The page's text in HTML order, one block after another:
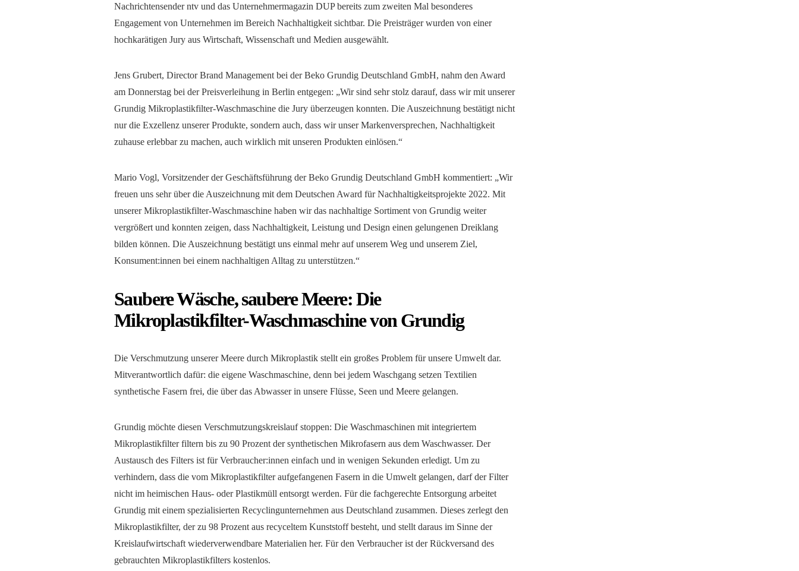
Nachrichtensender ntv und das Unternehmermagazin DUP bereits zum zweiten Mal besonderes
Engagement von Unternehmen im Bereich Nachhaltigkeit sichtbar. Die Preisträger wurden von einer
hochkarätigen Jury aus Wirtschaft, Wissenschaft und Medien ausgewählt.
Jens Grubert, Director Brand Management bei der Beko Grundig Deutschland GmbH, nahm den Award
am Donnerstag bei der Preisverleihung in Berlin entgegen: „Wir sind sehr stolz darauf, dass wir mit unserer
Grundig Mikroplastikfilter-Waschmaschine die Jury überzeugen konnten. Die Auszeichnung bestätigt nicht
nur die Exzellenz unserer Produkte, sondern auch, dass wir unser Markenversprechen, Nachhaltigkeit
zuhause erlebbar zu machen, auch wirklich mit unseren Produkten einlösen.“
Mario Vogl, Vorsitzender der Geschäftsführung der Beko Grundig Deutschland GmbH kommentiert: „Wir
freuen uns sehr über die Auszeichnung mit dem Deutschen Award für Nachhaltigkeitsprojekte 2022. Mit
unserer Mikroplastikfilter-Waschmaschine haben wir das nachhaltige Sortiment von Grundig weiter
vergrößert und konnten zeigen, dass Nachhaltigkeit, Leistung und Design einen gelungenen Dreiklang
bilden können. Die Auszeichnung bestätigt uns einmal mehr auf unserem Weg und unserem Ziel,
Konsument:innen bei einem nachhaltigen Alltag zu unterstützen.“
Saubere Wäsche, saubere Meere: Die
Mikroplastikfilter-Waschmaschine von Grundig
Die Verschmutzung unserer Meere durch Mikroplastik stellt ein großes Problem für unsere Umwelt dar.
Mitverantwortlich dafür: die eigene Waschmaschine, denn bei jedem Waschgang setzen Textilien
synthetische Fasern frei, die über das Abwasser in unsere Flüsse, Seen und Meere gelangen.
Grundig möchte diesen Verschmutzungskreislauf stoppen: Die Waschmaschinen mit integriertem
Mikroplastikfilter filtern bis zu 90 Prozent der synthetischen Mikrofasern aus dem Waschwasser. Der
Austausch des Filters ist für Verbraucher:innen einfach und in wenigen Sekunden erledigt. Um zu
verhindern, dass die vom Mikroplastikfilter aufgefangenen Fasern in die Umwelt gelangen, darf der Filter
nicht im heimischen Haus- oder Plastikmüll entsorgt werden. Für die fachgerechte Entsorgung arbeitet
Grundig mit einem spezialisierten Recyclingunternehmen aus Deutschland zusammen. Dieses zerlegt den
Mikroplastikfilter, der zu 98 Prozent aus recyceltem Kunststoff besteht, und stellt daraus im Sinne der
Kreislaufwirtschaft wiederverwendbare Materialien her. Für den Verbraucher ist der Rückversand des
gebrauchten Mikroplastikfilters kostenlos.